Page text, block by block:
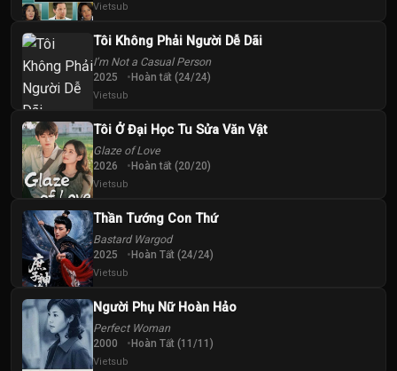
Vietsub
Tôi Không Phải Người Dễ Dãi
I’m Not a Casual Person
2025 Hoàn tất (24/24)
Vietsub
Tôi Ở Đại Học Tu Sửa Văn Vật
Glaze of Love
2026 Hoàn tất (20/20)
Vietsub
Thần Tướng Con Thứ
Bastard Wargod
2025 Hoàn Tất (24/24)
Vietsub
Người Phụ Nữ Hoàn Hảo
Perfect Woman
2000 Hoàn Tất (11/11)
Vietsub